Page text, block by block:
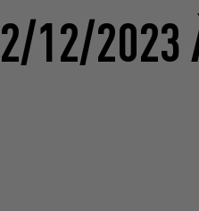
12/